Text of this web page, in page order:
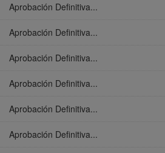
Aprobación Definitiva...
Aprobación Definitiva...
Aprobación Definitiva...
Aprobación Definitiva...
Aprobación Definitiva...
Aprobación Definitiva...